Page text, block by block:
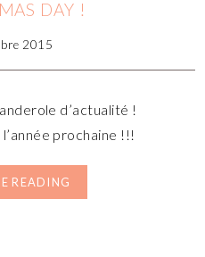
DAY !
2015
d’actualité !
prochaine !!!
READING